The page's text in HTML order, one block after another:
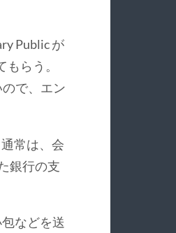
Public が
らう。
で、エン
常は、会
銀行の支
などを送